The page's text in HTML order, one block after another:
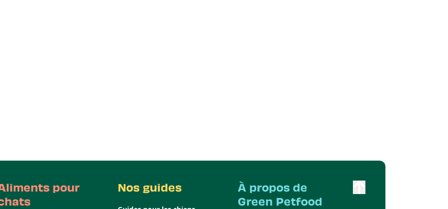
pour
Nos guides
À propos de
Green Petfood